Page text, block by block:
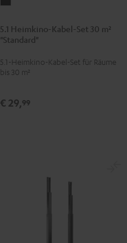
Kabel-
Set
30
m²
Schwarz
5.1 Heimkino-Kabel-Set 30 m²
"Standard"
5.1-Heimkino-Kabel-Set für Räume
bis 30 m²
€ 29,99